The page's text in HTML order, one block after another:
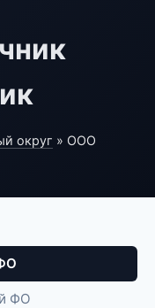
округ » ООО
ФО